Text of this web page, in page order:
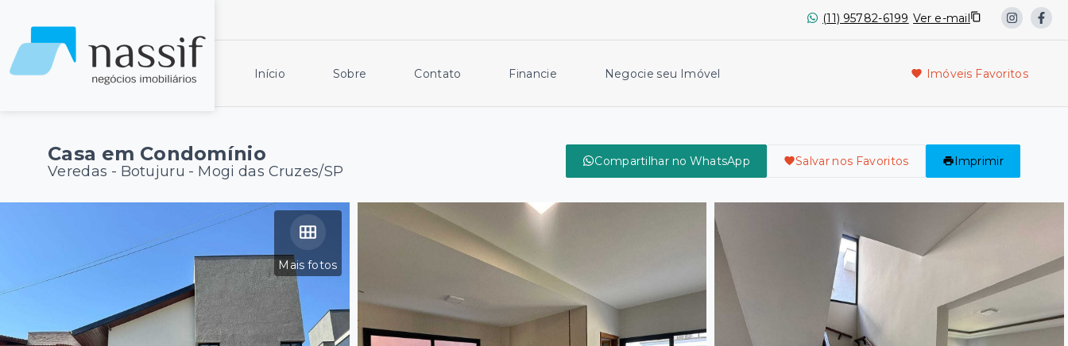
(11) 95782-6199 Ver e-mail
Início Sobre Contato Financie Negocie seu Imóvel Imóveis Favoritos
Casa em Condomínio
Veredas - Botujuru - Mogi das Cruzes/SP
Compartilhar no WhatsApp Salvar nos Favoritos Imprimir
Mais fotos